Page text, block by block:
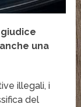
una
illegali, i
del